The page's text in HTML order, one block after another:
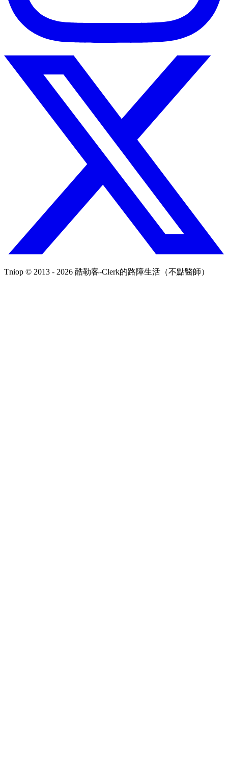
Tniop © 2013 - 2026 酷勒客-Clerk的路障生活（不點醫師）